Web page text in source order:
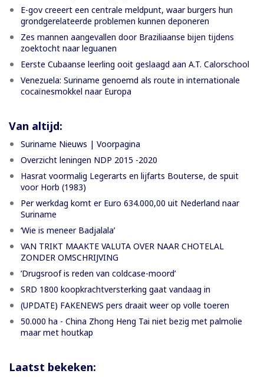
E-gov creeert een centrale meldpunt, waar burgers hun
grondgerelateerde problemen kunnen deponeren
Zes mannen aangevallen door Braziliaanse bijen tijdens
zoektocht naar leguanen
Eerste Cubaanse leerling ooit geslaagd aan A.T. Calorschool
Venezuela: Suriname genoemd als route in internationale
cocaïnesmokkel naar Europa
Van altijd:
Suriname Nieuws | Voorpagina
Overzicht leningen NDP 2015 -2020
Hasrat voormalig Legerarts en lijfarts Bouterse, de spuit
voor Horb (1983)
Per werkdag komt er Euro 634.000,00 uit Nederland naar
Suriname
‘Wie is meneer Badjalala’
VAN TRIKT MAAKTE VALUTA OVER NAAR CHOTELAL
ZONDER OMSCHRIJVING
’Drugsroof is reden van coldcase-moord’
SRD 1800 koopkrachtversterking gaat vandaag in
(UPDATE) FAKENEWS pers draait weer op volle toeren
50.000 ha - China Zhong Heng Tai niet bezig met palmolie
maar met houtkap
Laatst bekeken: